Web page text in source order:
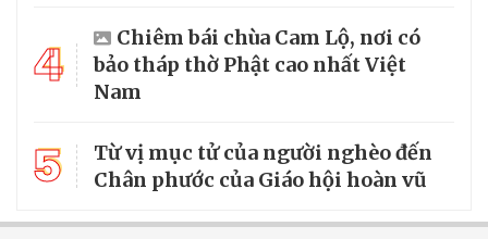
4
Chiêm bái chùa Cam Lộ, nơi có
bảo tháp thờ Phật cao nhất Việt
Nam
5
Từ vị mục tử của người nghèo đến
Chân phước của Giáo hội hoàn vũ